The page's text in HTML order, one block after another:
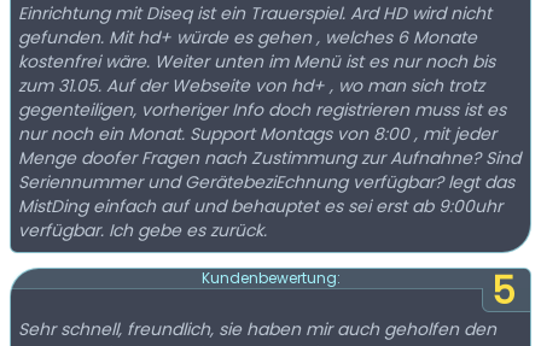
Einrichtung mit Diseq ist ein Trauerspiel. Ard HD wird nicht
gefunden. Mit hd+ würde es gehen , welches 6 Monate
kostenfrei wäre. Weiter unten im Menü ist es nur noch bis
zum 31.05. Auf der Webseite von hd+ , wo man sich trotz
gegenteiligen, vorheriger Info doch registrieren muss ist es
nur noch ein Monat. Support Montags von 8:00 , mit jeder
Menge doofer Fragen nach Zustimmung zur Aufnahne? Sind
Seriennummer und GerätebeziEchnung verfügbar? legt das
MistDing einfach auf und behauptet es sei erst ab 9:00uhr
verfügbar. Ich gebe es zurück.
5
Kundenbewertung:
Sehr schnell, freundlich, sie haben mir auch geholfen den